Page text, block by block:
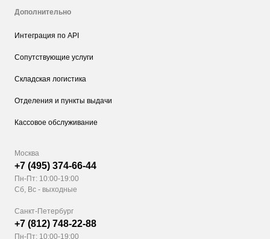
Дополнительно
Интеграция по API
Сопутствующие услуги
Складская логистика
Отделения и пункты выдачи
Кассовое обслуживание
Москва
+7 (495) 374-66-44
Пн-Пт: 10:00-19:00
Сб, Вс - выходные
Санкт-Петербург
+7 (812) 748-22-88
Пн-Пт: 10:00-19:00